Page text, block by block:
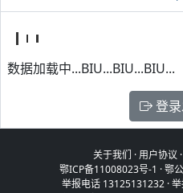
数据加载中...BIU...BIU...BIU...
登
关于我们 ·用户协议 ·
鄂ICP备11008023号-1 ·鄂
举报电话 13125131232 ·